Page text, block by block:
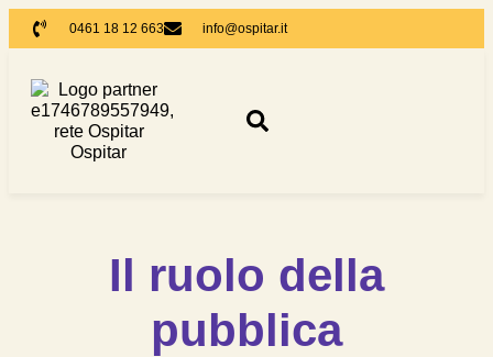
0461 18 12 663 info@ospitar.it
Il ruolo della
pubblica